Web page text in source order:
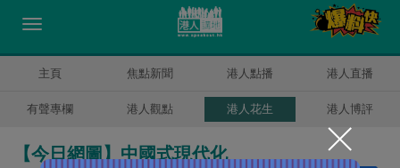
主頁 焦點新聞 港人點播 港人直播
有聲專欄 港人觀點 港人花生 港人博評
【今日網圖】中國式現代化